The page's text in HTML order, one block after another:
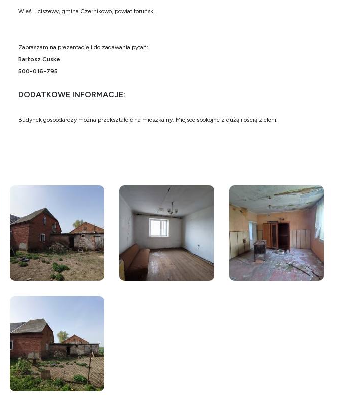
Wieś Liciszewy, gmina Czernikowo, powiat toruński.
Zapraszam na prezentację i do zadawania pytań:
Bartosz Cuske
500-016-795
DODATKOWE INFORMACJE:
Budynek gospodarczy można przekształcić na mieszkalny. Miejsce spokojne z dużą ilością zieleni.